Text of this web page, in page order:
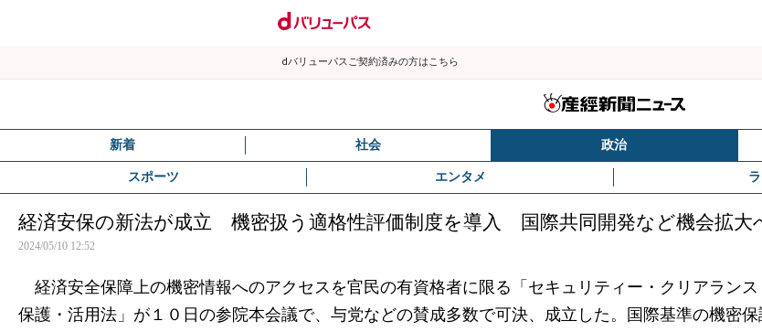
dバリューパスご契約済みの方はこちら
新着 社会 政治
スポーツ エンタメ
経済安保の新法が成立 機密扱う適格性評価制度を導入 国際共同開発など機会拡大
2024/05/10 12:52
経済安全保障上の機密情報へのアクセスを官民の有資格者に限る「セキュリティー・クリアラン
保護・活用法」が１０日の参院本会議で、与党などの賛成多数で可決、成立した。国際基準の機密